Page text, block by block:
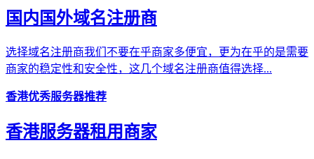
国内国外域名注册商
选择域名注册商我们不要在乎商家多便宜，更为在乎的是需要
商家的稳定性和安全性，这几个域名注册商值得选择...
香港优秀服务器推荐
香港服务器租用商家